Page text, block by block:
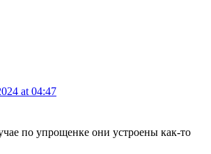
at 04:47
по упрощенке они устроены как-то